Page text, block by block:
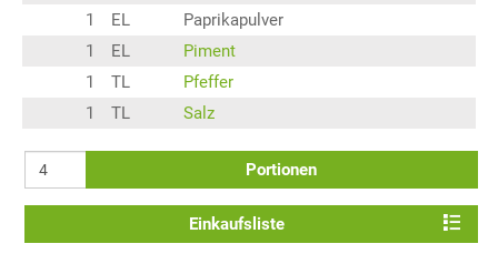
1
EL
Paprikapulver
1
EL
Piment
1
TL
Pfeffer
1
TL Salz
Portionen
Einkaufsliste